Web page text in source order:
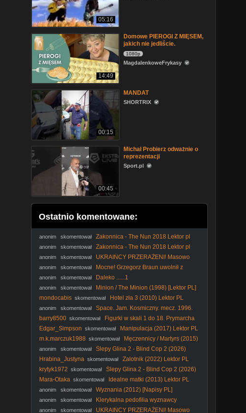
05:16
14:49
Domowe PIEROGI Z MIĘSEM,
jakich nie jedliście.
1080p
MagdalenkoweFrykasy
00:15
MANDAT
SHORTRIX
00:45
Michał Probierz odważnie o
reprezentacji
Sport.pl
Ostatnio komentowane:
anonim skomentował Zakonnica - The Nun 2018 Lektor pl
anonim skomentował Zakonnica - The Nun 2018 Lektor pl
anonim skomentował
UKRAIŃCY PRZERAŻENI! Masowo
PAKUJĄ WALIZKI i Uciekają z Polski [ NAGRANIA ]
anonim skomentował
Mocne! Grzegorz Braun uwolnił z
kordonu policji Piotrka z C. H. W. D. P. TV
anonim skomentował Daleko ......1
anonim skomentował
Minion / The Minion (1998) [Lektor PL]
mondocabis skomentował Hotel zła 3 (2010) Lektor PL
anonim skomentował
Space. Jam. Kosmiczny. mecz. 1996.
Dubbing.pl
barry8500 skomentował
Figurki w skali 1 do 18. Prymarcha
Władców Nocy, Konrad Curze
Edgar_Simpson skomentował
Manipulacja (2017) Lektor PL
m.k.marczuk1988 skomentował
Męczennicy / Martyrs (2015)
Lektor PL
anonim skomentował
Ślepy Glina 2 - Blind Cop 2 (2026)
[ENG]
Hrabina_Justyna skomentował
Zalotnik (2022) Lektor PL
krytyk1972 skomentował
Ślepy Glina 2 - Blind Cop 2 (2026)
[ENG]
Mara-Otaka skomentował Idealne matki (2013) Lektor PL
anonim skomentował Wyznania (2012) [Napisy PL]
anonim skomentował
Klerykalna pedofilia wyznawcy
molocha #kler #katolicyzm #Kościółkatolicki #katokomuna
anonim skomentował UKRAIŃCY PRZERAŻENI! Masowo